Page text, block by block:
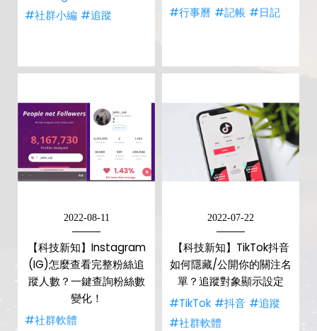
#社群小編 #追蹤
#行事曆 #記帳 #日記
2022-08-11
【科技新知】Instagram
(IG)怎麼查看完整粉絲追
蹤人數？一鍵查詢粉絲數
變化！
#社群軟體
2022-07-22
【科技新知】TikTok抖音
如何隱藏/公開你的關注名
單？追蹤對象顯示設定
#TikTok #抖音 #追蹤
#社群軟體